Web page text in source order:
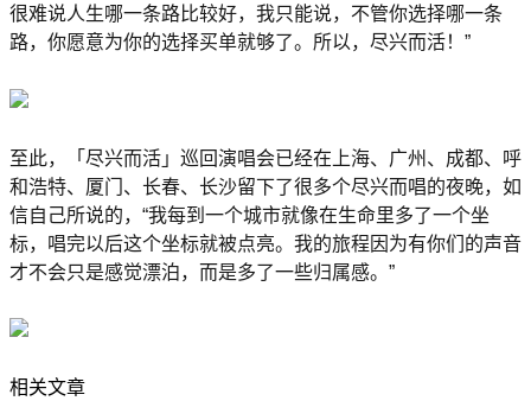
很难说人生哪一条路比较好，我只能说，不管你选择哪一条
路，你愿意为你的选择买单就够了。所以，尽兴而活！”
至此，「尽兴而活」巡回演唱会已经在上海、广州、成都、呼
和浩特、厦门、长春、长沙留下了很多个尽兴而唱的夜晚，如
信自己所说的，“我每到一个城市就像在生命里多了一个坐
标，唱完以后这个坐标就被点亮。我的旅程因为有你们的声音
才不会只是感觉漂泊，而是多了一些归属感。”
相关文章